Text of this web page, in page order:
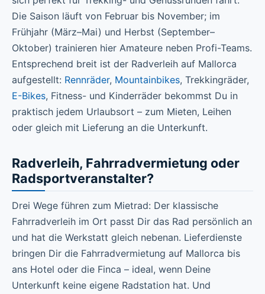
Die Saison läuft von Februar bis November; im
Frühjahr (März–Mai) und Herbst (September–
Oktober) trainieren hier Amateure neben Profi-Teams.
Entsprechend breit ist der Radverleih auf Mallorca
aufgestellt: Rennräder, Mountainbikes, Trekkingräder,
E-Bikes, Fitness- und Kinderräder bekommst Du in
praktisch jedem Urlaubsort – zum Mieten, Leihen
oder gleich mit Lieferung an die Unterkunft.
Radverleih, Fahrradvermietung oder
Radsportveranstalter?
Drei Wege führen zum Mietrad: Der klassische
Fahrradverleih im Ort passt Dir das Rad persönlich an
und hat die Werkstatt gleich nebenan. Lieferdienste
bringen Dir die Fahrradvermietung auf Mallorca bis
ans Hotel oder die Finca – ideal, wenn Deine
Unterkunft keine eigene Radstation hat. Und